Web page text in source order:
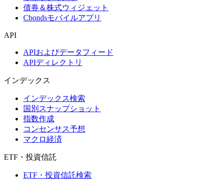
債券＆株式ウィジェット
Cbondsモバイルアプリ
API
APIおよびデータフィード
APIディレクトリ
インデックス
インデックス検索
国別スナップショット
指数作成
コンセンサス予想
マクロ経済
ETF・投資信託
ETF・投資信託検索